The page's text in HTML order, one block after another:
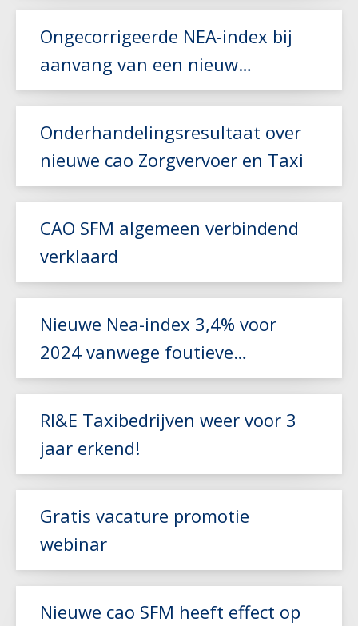
Ongecorrigeerde NEA-index bij
aanvang van een nieuw
vervoerscontract
Onderhandelingsresultaat over
nieuwe cao Zorgvervoer en Taxi
CAO SFM algemeen verbindend
verklaard
Nieuwe Nea-index 3,4% voor
2024 vanwege foutieve
berekening
RI&E Taxibedrijven weer voor 3
jaar erkend!
Gratis vacature promotie
webinar
Nieuwe cao SFM heeft effect op